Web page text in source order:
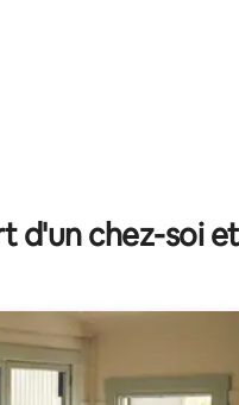
d'un chez-soi